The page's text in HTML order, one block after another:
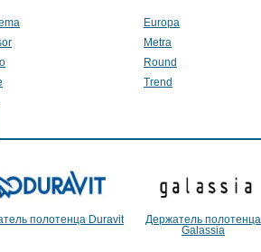
Europa
Metra
Round
Trend
полотенца Duravit
Держатель полотенца
Galassia